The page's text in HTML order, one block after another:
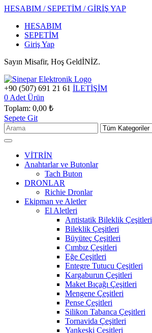
HESABIM / SEPETİM / GİRİŞ YAP
HESABIM
SEPETİM
Giriş Yap
Sayın Misafir, Hoş GeldİNİZ.
+90 (507) 691 21 61 İLETİŞİM
0 Adet Ürün
Toplam: 0,00 ₺
Sepete Git
VİTRİN
Anahtarlar ve Butonlar
Tach Buton
DRONLAR
Richie Dronlar
Ekipman ve Aletler
El Aletleri
Antistatik Bileklik Çeşitleri
Bileklik Çeşitleri
Büyüteç Çeşitleri
Cımbız Çeşitleri
Eğe Çeşitleri
Entegre Tutucu Çeşitleri
Kargaburun Çeşitleri
Maket Bıçağı Çeşitleri
Mengene Çeşitleri
Pense Çeşitleri
Silikon Tabanca Çeşitleri
Tornavida Çeşitleri
Yankeski Çeşitleri